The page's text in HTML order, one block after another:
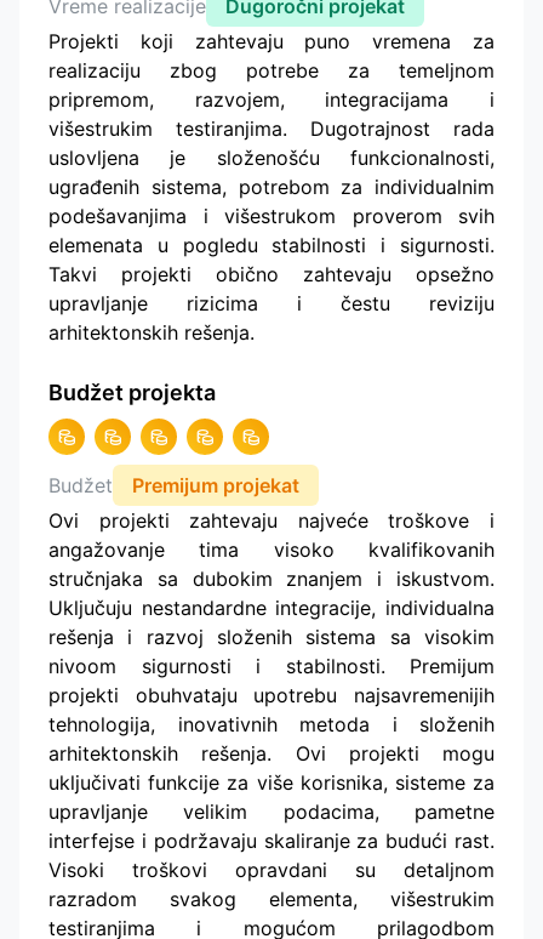
Vreme realizacije
Dugoročni projekat
Projekti koji zahtevaju puno vremena za
realizaciju zbog potrebe za temeljnom
pripremom, razvojem, integracijama i
višestrukim testiranjima. Dugotrajnost rada
uslovljena je složenošću funkcionalnosti,
ugrađenih sistema, potrebom za individualnim
podešavanjima i višestrukom proverom svih
elemenata u pogledu stabilnosti i sigurnosti.
Takvi projekti obično zahtevaju opsežno
upravljanje rizicima i čestu reviziju
arhitektonskih rešenja.
Budžet projekta
Budžet
Premijum projekat
Ovi projekti zahtevaju najveće troškove i
angažovanje tima visoko kvalifikovanih
stručnjaka sa dubokim znanjem i iskustvom.
Uključuju nestandardne integracije, individualna
rešenja i razvoj složenih sistema sa visokim
nivoom sigurnosti i stabilnosti. Premijum
projekti obuhvataju upotrebu najsavremenijih
tehnologija, inovativnih metoda i složenih
arhitektonskih rešenja. Ovi projekti mogu
uključivati funkcije za više korisnika, sisteme za
upravljanje velikim podacima, pametne
interfejse i podržavaju skaliranje za budući rast.
Visoki troškovi opravdani su detaljnom
razradom svakog elementa, višestrukim
testiranjima i mogućom prilagodbom